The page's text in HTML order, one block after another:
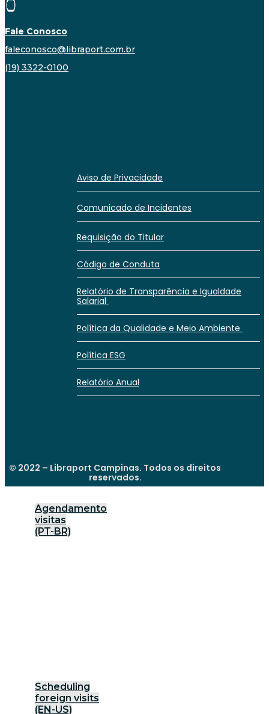
Fale Conosco
faleconosco@libraport.com.br
(19) 3322-0100
Aviso de Privacidade
Comunicado de Incidentes
Requisição do Titular
Código de Conduta
Relatório de Transparência e Igualdade
Salarial
Política da Qualidade e Meio Ambiente
Política ESG
Relatório Anual
© 2022 – Libraport Campinas. Todos os direitos
reservados.
Agendamento
visitas
(PT-BR)
Scheduling
foreign visits
(EN-US)